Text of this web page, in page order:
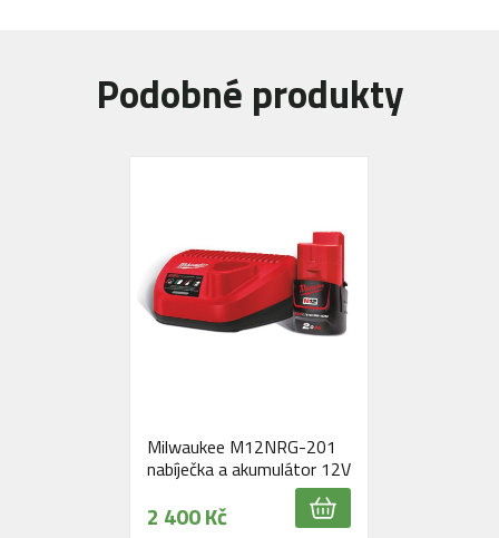
Podobné produkty
Milwaukee M12NRG-201
nabíječka a akumulátor 12V
2 400 Kč